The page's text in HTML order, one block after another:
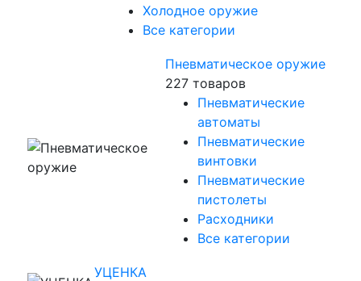
Холодное оружие
Все категории
Пневматическое оружие
227 товаров
Пневматические
автоматы
Пневматические
винтовки
Пневматические
пистолеты
Расходники
Все категории
УЦЕНКА